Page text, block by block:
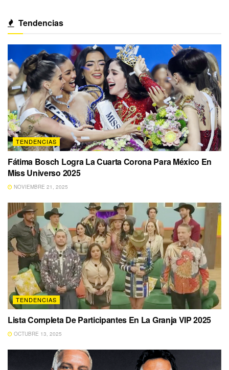
Tendencias
TENDENCIAS
Fátima Bosch Logra La Cuarta Corona Para México En
Miss Universo 2025
NOVIEMBRE 21, 2025
TENDENCIAS
Lista Completa De Participantes En La Granja VIP 2025
OCTUBRE 13, 2025